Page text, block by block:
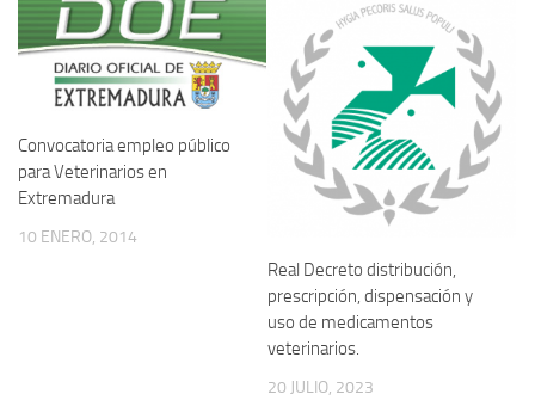
Convocatoria empleo público
para Veterinarios en
Extremadura
10 ENERO, 2014
Real Decreto distribución,
prescripción, dispensación y
uso de medicamentos
veterinarios.
20 JULIO, 2023